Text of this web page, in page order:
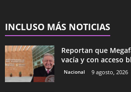
INCLUSO MÁS NOTICIAS
Reportan que
vacía y con acceso
Nacional 9 agosto, 2026